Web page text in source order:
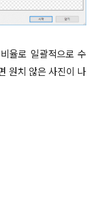
율로 일괄적으로 수
원치 않은 사진이 나